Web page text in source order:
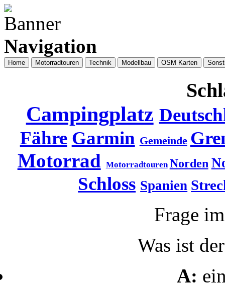
Navigation
Home Motorradtouren Technik Modellbau OSM Karten
Campingplatz
Fähre Garmin Gemeinde
Motorrad Motorradtouren Norden
Schloss Spanien
Frage
Was ist
A: